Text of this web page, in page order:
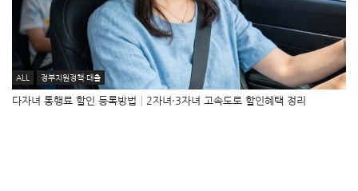
ALL 정부지원정책·대출
다자녀 통행료 할인 등록방법│2자녀·3자녀 고속도로 할인혜택 정리